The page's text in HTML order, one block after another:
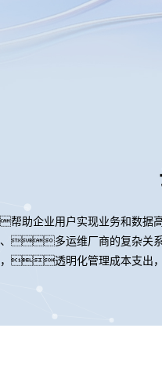
帮助企业用户实现业务和
多运维厂商的复杂关系
务，透明化管理成